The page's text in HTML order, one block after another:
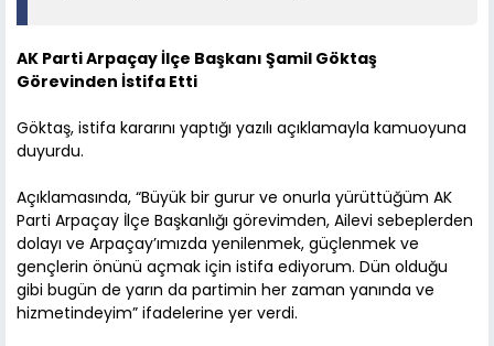
AK Parti Arpaçay İlçe Başkanı Şamil Göktaş
Görevinden İstifa Etti
Göktaş, istifa kararını yaptığı yazılı açıklamayla kamuoyuna
duyurdu.
Açıklamasında, “Büyük bir gurur ve onurla yürüttüğüm AK
Parti Arpaçay İlçe Başkanlığı görevimden, Ailevi sebeplerden
dolayı ve Arpaçay’ımızda yenilenmek, güçlenmek ve
gençlerin önünü açmak için istifa ediyorum. Dün olduğu
gibi bugün de yarın da partimin her zaman yanında ve
hizmetindeyim” ifadelerine yer verdi.